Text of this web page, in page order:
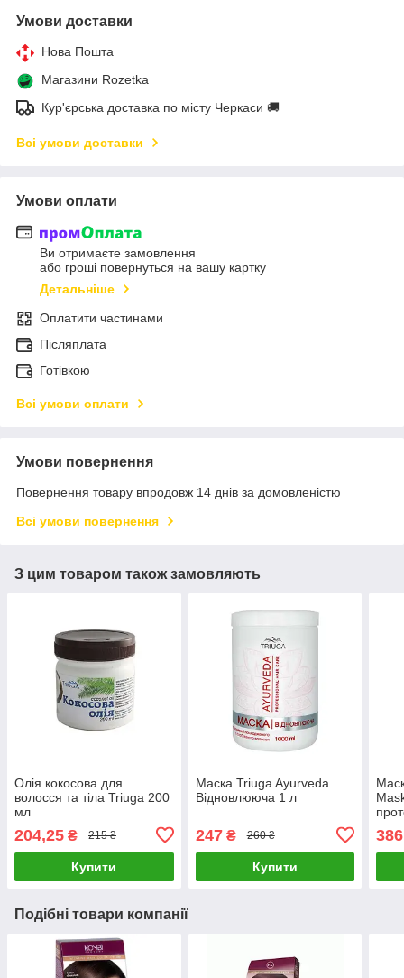
Умови доставки
Нова Пошта
Магазини Rozetka
Кур'єрська доставка по місту Черкаси 🚚
Всі умови доставки
Умови оплати
Ви отримаєте замовлення
або гроші повернуться на вашу картку
Детальніше
Оплатити частинами
Післяплата
Готівкою
Всі умови оплати
Умови повернення
Повернення товару впродовж 14 днів за домовленістю
Всі умови повернення
З цим товаром також замовляють
Олія кокосова для
волосся та тіла Triuga 200
мл
204,25 ₴ 215 ₴
Купити
Маска Triuga Ayurveda
Відновлююча 1 л
247₴ 260 ₴
Купити
Подібні товари компанії